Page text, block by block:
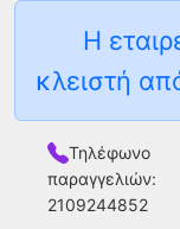
Η
κλειστή
Τηλέφωνο
παραγγελιών:
2109244852